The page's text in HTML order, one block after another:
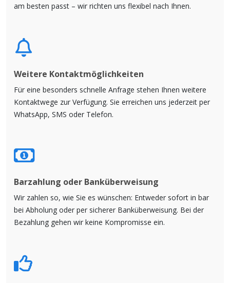
am besten passt – wir richten uns flexibel nach Ihnen.
Weitere Kontaktmöglichkeiten
Für eine besonders schnelle Anfrage stehen Ihnen weitere
Kontaktwege zur Verfügung. Sie erreichen uns jederzeit per
WhatsApp, SMS oder Telefon.
Barzahlung oder Banküberweisung
Wir zahlen so, wie Sie es wünschen: Entweder sofort in bar
bei Abholung oder per sicherer Banküberweisung. Bei der
Bezahlung gehen wir keine Kompromisse ein.